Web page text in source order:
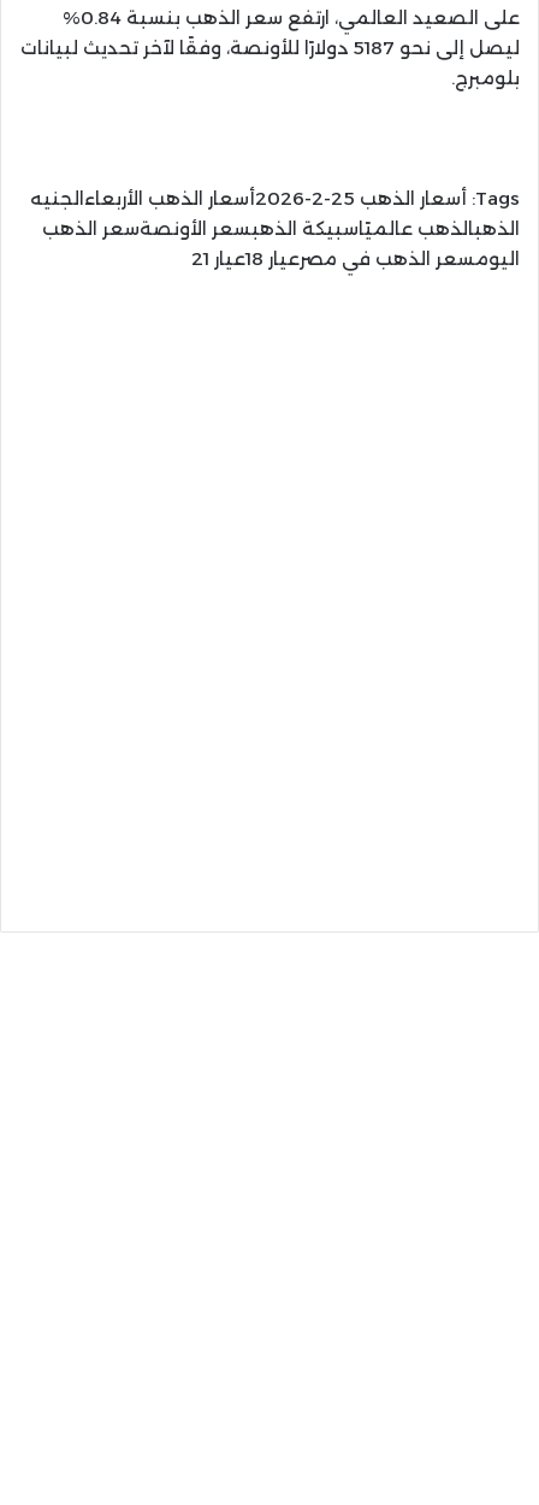
على الصعيد العالمي، ارتفع سعر الذهب بنسبة 0.84%
ليصل إلى نحو 5187 دولارًا للأونصة، وفقًا لآخر تحديث لبيانات
بلومبرج.
Tags:
أسعار الذهب 25-2-2026أسعار الذهب الأربعاءالجنيه
الذهبالذهب عالميًاسبيكة الذهبسعر الأونصةسعر الذهب
اليومسعر الذهب في مصرعيار 18عيار 21